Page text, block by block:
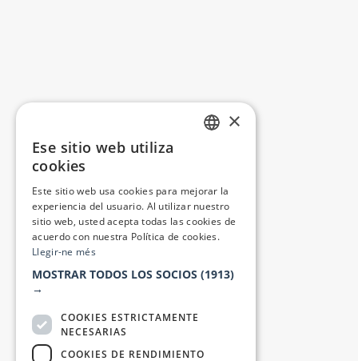
×
Ese sitio web utiliza
cookies
Este sitio web usa cookies para mejorar la
experiencia del usuario. Al utilizar nuestro
sitio web, usted acepta todas las cookies de
acuerdo con nuestra Política de cookies.
Llegir-ne més
MOSTRAR TODOS LOS SOCIOS (1913)
→
COOKIES ESTRICTAMENTE
NECESARIAS
COOKIES DE RENDIMIENTO